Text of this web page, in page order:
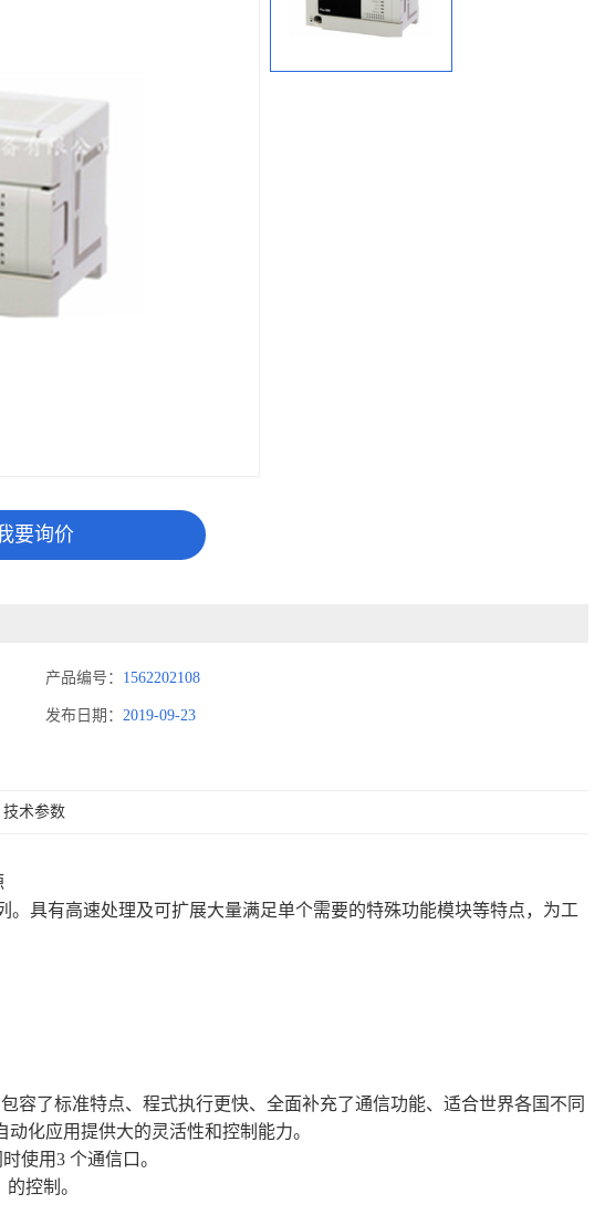
要询价
产品编号： 1562202108
发布日期： 2019-09-23
技术参数
。具有高速处理及可扩展大量满足单个需要的特殊功能模块等特点，为工
容了标准特点、程式执行更快、全面补充了通信功能、适合世界各国不同
化应用提供大的灵活性和控制能力。
使用3 个通信口。
控制。